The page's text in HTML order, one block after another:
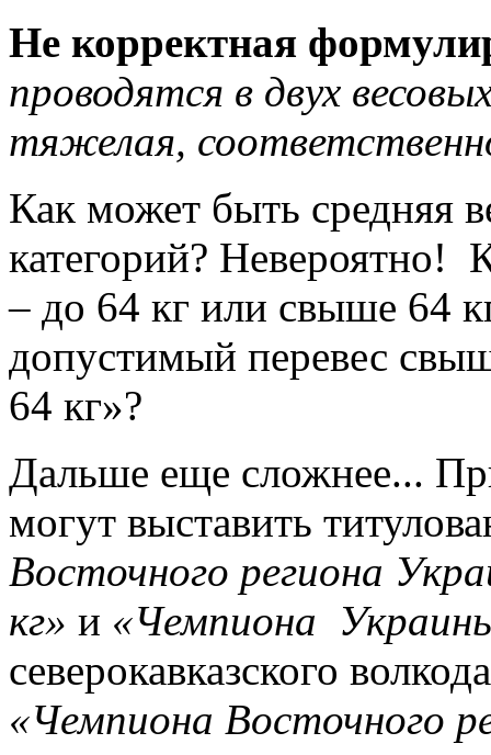
Не корректная
проводятся в двух
тяжелая,
Как может быть средняя
категорий? Невероятно!
– до 64 кг или свыше 64
допустимый перевес
64 кг»?
Дальше еще сложнее...
могут выставить
Восточного региона
кг» и «Чемпиона
северокавказского
«Чемпиона Восточного